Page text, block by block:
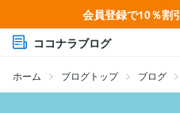
会員登録で10％割
ココナラブログ
ホーム ブログトップ ブログ